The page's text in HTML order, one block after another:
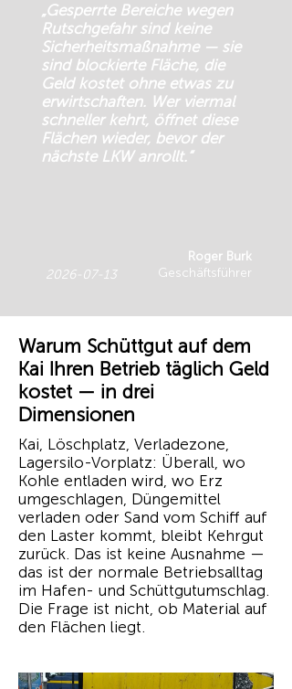
„Gesperrte Bereiche wegen
Rutschgefahr sind keine
Sicherheitsmaßnahme — sie
sind blockierte Fläche, die
Geld kostet ohne etwas zu
erwirtschaften. Wer viermal
schneller kehrt, öffnet diese
Flächen wieder, bevor der
nächste LKW anrollt.“
2026-07-13
Roger Burk
Geschäftsführer
Warum Schüttgut auf dem
Kai Ihren Betrieb täglich Geld
kostet — in drei
Dimensionen
Kai, Löschplatz, Verladezone,
Lagersilo-Vorplatz: Überall, wo
Kohle entladen wird, wo Erz
umgeschlagen, Düngemittel
verladen oder Sand vom Schiff auf
den Laster kommt, bleibt Kehrgut
zurück. Das ist keine Ausnahme —
das ist der normale Betriebsalltag
im Hafen- und Schüttgutumschlag.
Die Frage ist nicht, ob Material auf
den Flächen liegt.